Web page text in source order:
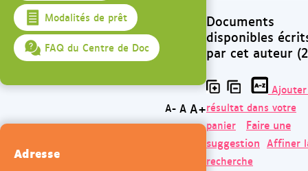
Documents
disponibles
par cet auteur
résultat dans votre
panier
Faire une
suggestion Affiner
recherche
Modalités de prêt
FAQ du Centre de Doc
A- A A+
Adresse